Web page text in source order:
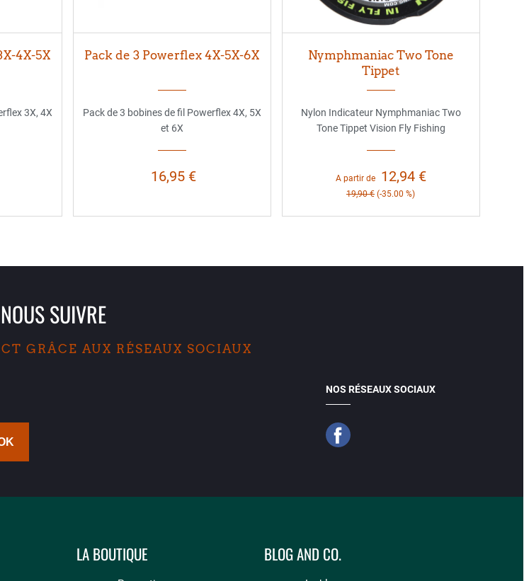
4X-5X
3X, 4X
Pack de 3 Powerflex 4X-5X-6X
Pack de 3 bobines de fil Powerflex 4X, 5X
et 6X
16,95 €
Nymphmaniac Two Tone
Tippet
Nylon Indicateur Nymphmaniac Two
Tone Tippet Vision Fly Fishing
A partir de 12,94 €
19,90 € (-35.00 %)
NOUS SUIVRE
GRÂCE AUX RÉSEAUX SOCIAUX
NOS RÉSEAUX SOCIAUX
LA BOUTIQUE BLOG AND CO.